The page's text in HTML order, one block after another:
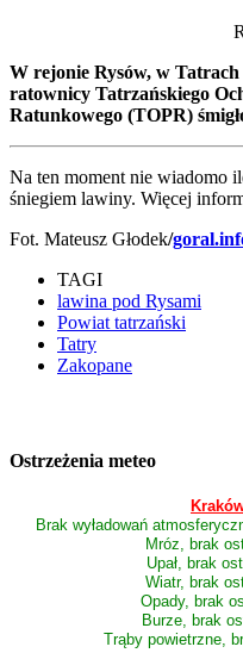
W rejonie Rysów, w Tatrach
ratownicy Tatrzańskiego
Ratunkowego (TOPR)
Na ten moment nie wiadomo
śniegiem lawiny. Więcej
Fot. Mateusz Głodek/
TAGI
lawina pod Rysami
Powiat tatrzański
Tatry
Zakopane
Ostrzeżenia meteo
Brak wyładowań
Mróz, brak
Upał, brak
Wiatr, brak
Opady, brak
Burze, brak
Trąby powietrzne,